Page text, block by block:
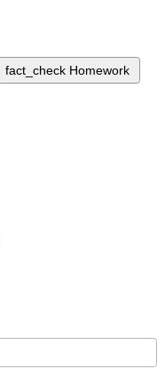
fact_check Homework